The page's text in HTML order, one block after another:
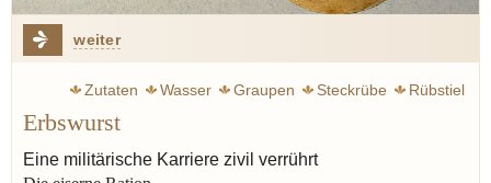
weiter
Zutaten Wasser Graupen Steckrübe
Rübstiel
Gulasch
Speck
Erbswurst Erbsen Jünger Ernst
Erbswurst
Eine militärische Karriere zivil verrührt